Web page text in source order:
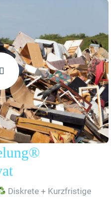
Diskrete + Kurzfristige